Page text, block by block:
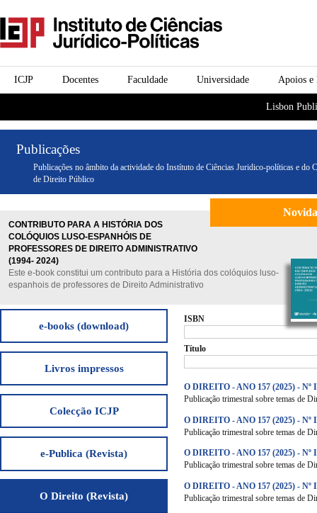
principal
icjp
menu-institucional Apoios e
Universidade
Faculdade
Docentes
ICJP
Lisbon
Publicações
Publicações no âmbito da actividade do Instítuto de Ciências Juridico-políticas e do
de Direito Público
CONTRIBUTO PARA A HISTÓRIA DOS
COLÓQUIOS LUSO-ESPANHÓIS DE
PROFESSORES DE DIREITO ADMINISTRATIVO
(1994- 2024)
Este e-book constitui um contributo para a História dos colóquios luso-
espanhois de professores de Direito Administrativo
e-books (download)
Livros impressos
Colecção ICJP
e-Publica (Revista)
O Direito (Revista)
ISBN
Título
O DIREITO - ANO 157 (2025) - Nº
Publicação trimestral sobre temas de
O DIREITO - ANO 157 (2025) - Nº
Publicação trimestral sobre temas de
O DIREITO - ANO 157 (2025) - Nº
Publicação trimestral sobre temas de
O DIREITO - ANO 157 (2025) - Nº I
Publicação trimestral sobre temas de